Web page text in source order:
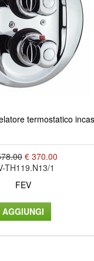
termostatico
€ 370.00
TH119.N13/1
FEV